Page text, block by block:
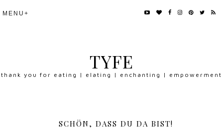
TYFE
thank you for eating | elating | enchanting | empowerment
SCHÖN, DASS DU DA BIST!